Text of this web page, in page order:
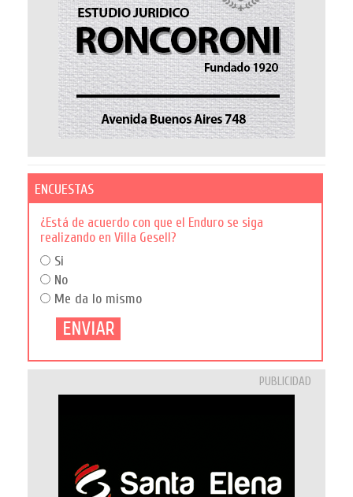
ENCUESTAS
¿Está de acuerdo con que el Enduro se siga
realizando en Villa Gesell?
Si
No
Me da lo mismo
PUBLICIDAD